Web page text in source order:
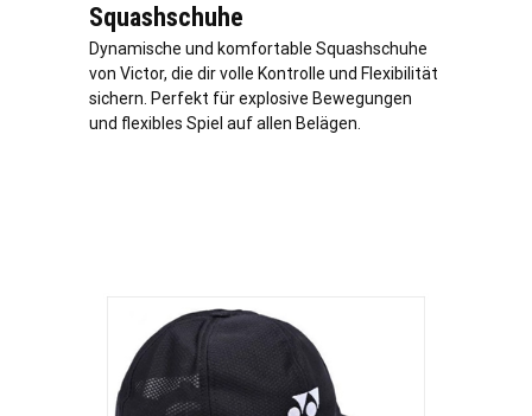
Squashschuhe
Dynamische und komfortable Squashschuhe
von Victor, die dir volle Kontrolle und Flexibilität
sichern. Perfekt für explosive Bewegungen
und flexibles Spiel auf allen Belägen.